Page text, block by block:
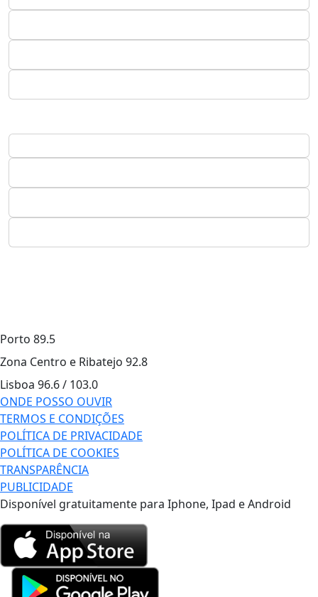
Porto 89.5
Zona Centro e Ribatejo 92.8
Lisboa 96.6 / 103.0
ONDE POSSO OUVIR
TERMOS E CONDIÇÕES
POLÍTICA DE PRIVACIDADE
POLÍTICA DE COOKIES
TRANSPARÊNCIA
PUBLICIDADE
Disponível gratuitamente para Iphone, Ipad e Android